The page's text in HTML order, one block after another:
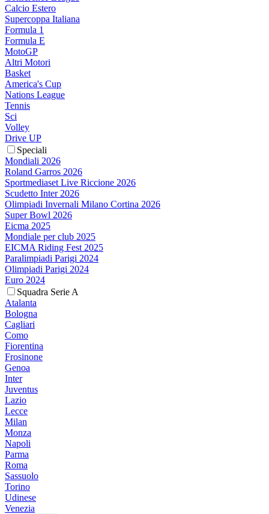
Calcio Estero
Supercoppa Italiana
Formula 1
Formula E
MotoGP
Altri Motori
Basket
America's Cup
Nations League
Tennis
Sci
Volley
Drive UP
Speciali
Mondiali 2026
Roland Garros 2026
Sportmediaset Live Riccione 2026
Scudetto Inter 2026
Olimpiadi Invernali Milano Cortina 2026
Super Bowl 2026
Eicma 2025
Mondiale per club 2025
EICMA Riding Fest 2025
Paralimpiadi Parigi 2024
Olimpiadi Parigi 2024
Euro 2024
Squadra Serie A
Atalanta
Bologna
Cagliari
Como
Fiorentina
Frosinone
Genoa
Inter
Juventus
Lazio
Lecce
Milan
Monza
Napoli
Parma
Roma
Sassuolo
Torino
Udinese
Venezia